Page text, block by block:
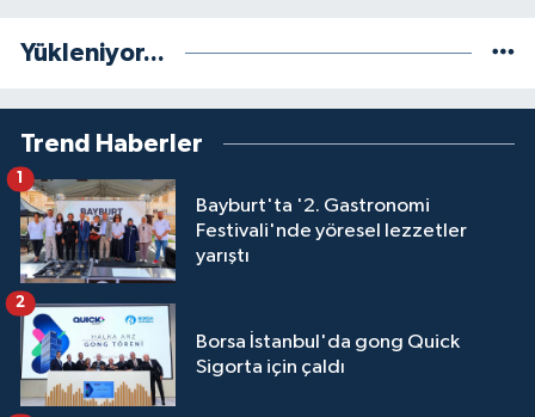
Yükleniyor...
Trend Haberler
Bayburt'ta '2. Gastronomi
Festivali'nde yöresel lezzetler
yarıştı
1
Borsa İstanbul'da gong Quick
Sigorta için çaldı
2